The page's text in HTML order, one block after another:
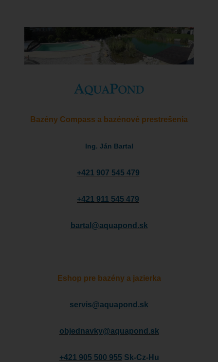
Bazény Compass a bazénové prestrešenia
Ing. Ján Bartal
+421 907 545 479
+421 911 545 479
bartal@aquapond.sk
Eshop pre bazény a jazierka
servis@aquapond.sk
objednavky@aquapond.sk
+421 905 500 955 Sk-Cz-Hu